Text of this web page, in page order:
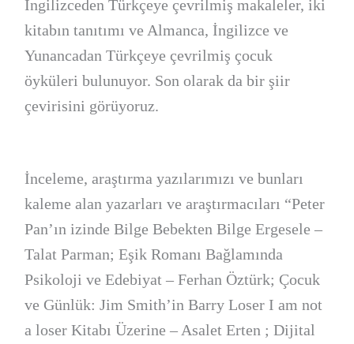
İngilizceden Türkçeye çevrilmiş makaleler, iki
kitabın tanıtımı ve Almanca, İngilizce ve
Yunancadan Türkçeye çevrilmiş çocuk
öyküleri bulunuyor. Son olarak da bir şiir
çevirisini görüyoruz.
İnceleme, araştırma yazılarımızı ve bunları
kaleme alan yazarları ve araştırmacıları “Peter
Pan’ın izinde Bilge Bebekten Bilge Ergesele –
Talat Parman; Eşik Romanı Bağlamında
Psikoloji ve Edebiyat – Ferhan Öztürk; Çocuk
ve Günlük: Jim Smith’in Barry Loser I am not
a loser Kitabı Üzerine – Asalet Erten ; Dijital